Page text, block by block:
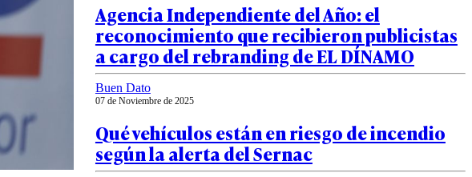
Agencia Independiente del Año: el
reconocimiento que recibieron publicistas
a cargo del rebranding de EL DÍNAMO
Buen Dato
07 de Noviembre de 2025
Qué vehículos están en riesgo de incendio
según la alerta del Sernac